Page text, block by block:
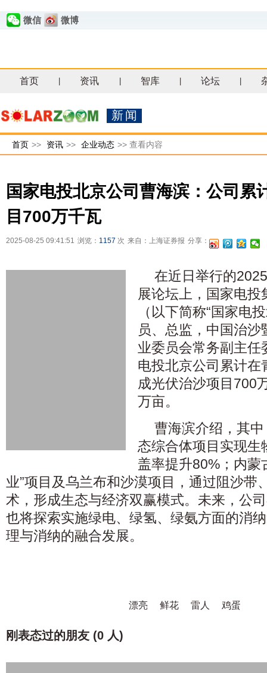
微信 微博
首页 资讯 智库 论坛
新闻
首页 >> 资讯 >> 企业动态 >> 查看内容
国家电投北京公司曹海滨：公司累
目700万千瓦
2025-08-25 09:41:51 浏览： 1157 次 来自：上海证券报 分享：
在近日举行的
展论坛上，国家电
（以下简称“国家电
员、总监，中国治
业委员会常务副主任
电投北京公司累计在
成光伏治沙项目700
万亩。
曹海滨介绍，其
态综合体项目实现生
盖率提升80%；内蒙
业”项目及乌兰布和沙漠项目，通过阻沙带
术，形成生态与经济双赢模式。未来，公
也将探索实施绿电、绿氢、绿氨方面的消
理与消纳的融合发展。
漂亮 鲜花 雷人 鸡蛋
刚表态过的朋友 (0 人)